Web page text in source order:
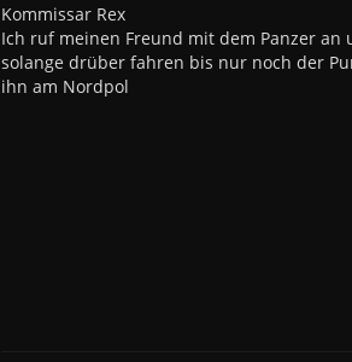
Kommissar Rex
Ich ruf meinen Freund mit dem Panzer an
solange drüber fahren bis nur noch der
ihn am Nordpol